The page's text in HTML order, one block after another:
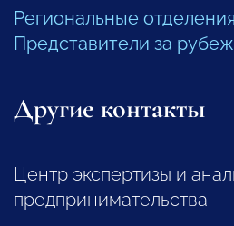
Региональные отделения
Представители за
Другие контакты
Центр экспертизы и
предпринимательства